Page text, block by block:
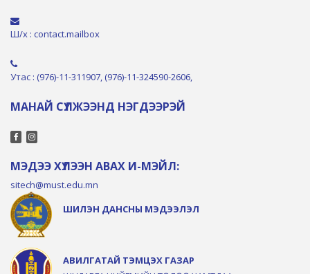
Ш/х : contact.mailbox
Утас : (976)-11-311907, (976)-11-324590-2606,
МАНАЙ СҮЛЖЭЭНД НЭГДЭЭРЭЙ
МЭДЭЭ ХҮЛЭЭН АВАХ И-МЭЙЛ:
sitech@must.edu.mn
ШИЛЭН ДАНСНЫ МЭДЭЭЛЭЛ
АВИЛГАТАЙ ТЭМЦЭХ ГАЗАР